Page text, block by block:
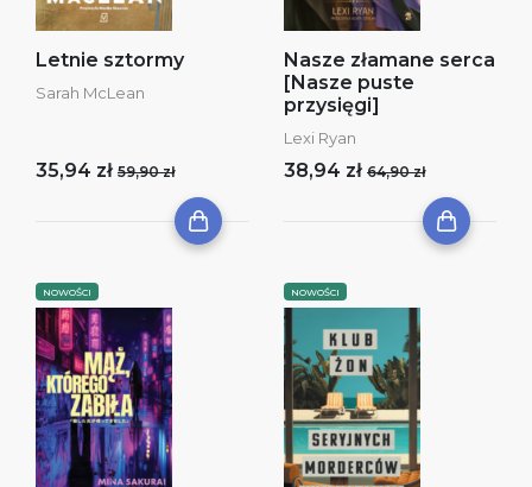
Letnie sztormy
Sarah McLean
35,94 zł 59,90 zł
Nasze złamane serca
[Nasze puste
przysięgi]
Lexi Ryan
38,94 zł 64,90 zł
NOWOŚCI NOWOŚCI